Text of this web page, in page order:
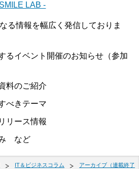
LAB -
る情報を幅広く発信しておりま
るイベント開催のお知らせ（参加
料のご紹介
べきテーマ
リース情報
み など
IT＆ビジネスコラム
アーカイブ（連載終了